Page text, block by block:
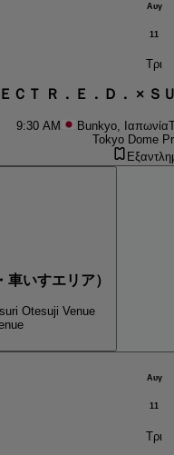
Αυγ
11
Τρι
ＣＴ Ｒ．Ｅ．Ｄ． ×
9:30 AM Bunkyo, Ιαπωνία
Tokyo Dome
いすエリア）
Otesuji Venue
Αυγ
11
Τρι